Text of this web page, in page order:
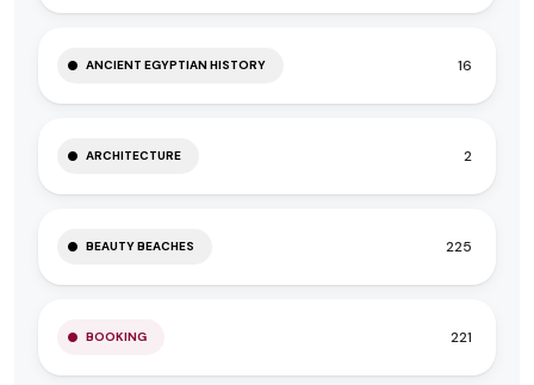
ANCIENT EGYPTIAN HISTORY 16
ARCHITECTURE 2
BEAUTY BEACHES 225
BOOKING 221